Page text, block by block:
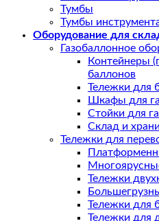
Тумбы
Тумбы
Оборудование для
Газобаллонное
Контейнеры
баллонов
Тележки для
Шкафы для
Стойки для
Склад и
Тележки для
Тележки
Тележки для
Тележки для